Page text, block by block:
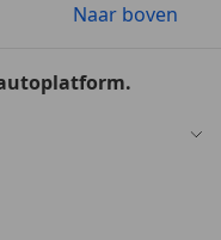
Naar boven